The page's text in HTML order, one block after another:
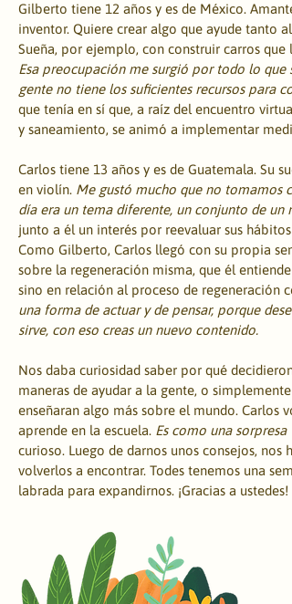
Gilberto tiene 12 años y es de México.
inventor. Quiere crear algo que ayude tanto
Sueña, por ejemplo, con construir carros
Esa preocupación me surgió por todo lo que
gente no tiene los suficientes recursos para
que tenía en sí que, a raíz del encuentro
y saneamiento, se animó a implementar
Carlos tiene 13 años y es de Guatemala. Su
en violín. Me gustó mucho que no tomamos
día era un tema diferente, un conjunto de un
junto a él un interés por reevaluar sus
Como Gilberto, Carlos llegó con su propia
sobre la regeneración misma, que él
sino en relación al proceso de regeneración
una forma de actuar y de pensar, porque
sirve, con eso creas un nuevo contenido.
Nos daba curiosidad saber por qué
maneras de ayudar a la gente, o
enseñaran algo más sobre el mundo.
aprende en la escuela. Es como una
curioso. Luego de darnos unos consejos,
volverlos a encontrar. Todes tenemos una
labrada para expandirnos. ¡Gracias a ustedes!